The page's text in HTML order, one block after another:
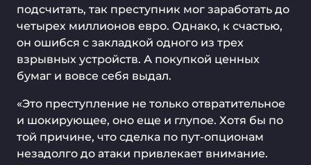
подсчитать, так преступник мог заработать до
четырех миллионов евро. Однако, к счастью,
он ошибся с закладкой одного из трех
взрывных устройств. А покупкой ценных
бумаг и вовсе себя выдал.
«Это преступление не только отвратительное
и шокирующее, оно еще и глупое. Хотя бы по
той причине, что сделка по пут-опционам
незадолго до атаки привлекает внимание.